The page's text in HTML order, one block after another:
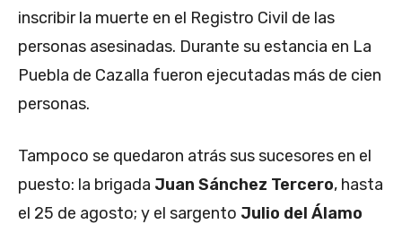
inscribir la muerte en el Registro Civil de las
personas asesinadas. Durante su estancia en La
Puebla de Cazalla fueron ejecutadas más de cien
personas.
Tampoco se quedaron atrás sus sucesores en el
puesto: la brigada Juan Sánchez Tercero, hasta
el 25 de agosto; y el sargento Julio del Álamo